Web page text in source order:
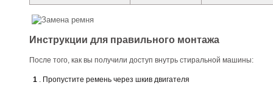
Инструкции для правильного монтажа
После того, как вы получили доступ внутрь стиральной машины:
1 . Пропустите ремень через шкив двигателя